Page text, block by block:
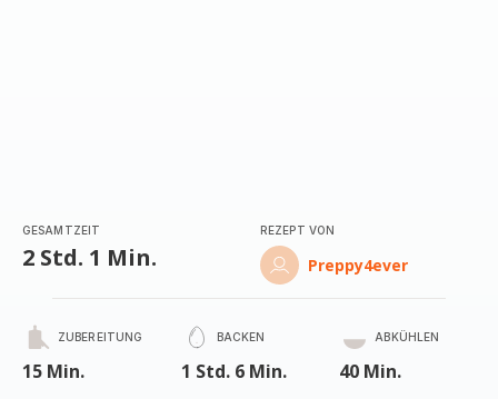
GESAMTZEIT
2 Std. 1 Min.
REZEPT VON
Preppy4ever
ZUBEREITUNG
15 Min.
BACKEN
1 Std. 6 Min.
ABKÜHLEN
40 Min.